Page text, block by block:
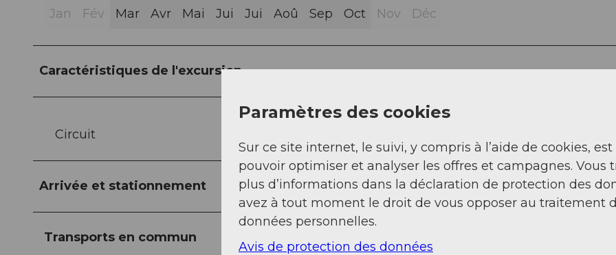
Jan Fév Mar Avr Mai Jui Jui Aoû Sep Oct Nov Déc
Caractéristiques de l'excursion
Circuit
Arrivée et stationnement
Transports en commun
Paramètres des cookies
Sur ce site internet, le suivi, y compris à l’aide de cookies,
pouvoir optimiser et analyser les offres et campagnes. Vous
plus d’informations dans la déclaration de protection des
avez à tout moment le droit de vous opposer au traitement
données personnelles.
Avis de protection des données